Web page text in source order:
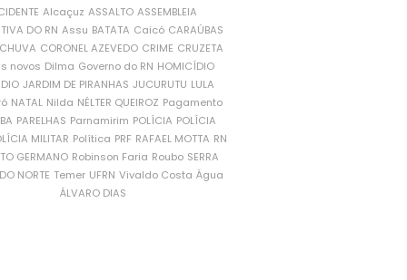
Alcaçuz ASSALTO ASSEMBLEIA
DO RN Assu BATATA Caicó CARAÚBAS
CORONEL AZEVEDO CRIME CRUZETA
novos Dilma Governo do RN HOMICÍDIO
JARDIM DE PIRANHAS JUCURUTU LULA
NATAL Nilda NÉLTER QUEIROZ Pagamento
PARELHAS Parnamirim POLÍCIA POLÍCIA
MILITAR Política PRF RAFAEL MOTTA RN
GERMANO Robinson Faria Roubo SERRA
NORTE Temer UFRN Vivaldo Costa Água
ÁLVARO DIAS